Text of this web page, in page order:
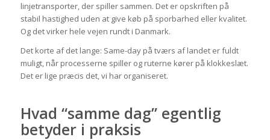
linjetransporter, der spiller sammen. Det er opskriften på
stabil hastighed uden at give køb på sporbarhed eller kvalitet.
Og det virker hele vejen rundt i Danmark.
Det korte af det lange: Same-day på tværs af landet er fuldt
muligt, når processerne spiller og ruterne kører på klokkeslæt.
Det er lige præcis det, vi har organiseret.
Hvad “samme dag” egentlig
betyder i praksis